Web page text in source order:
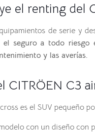
el renting del
de serie y
el seguro a todo
y las averías.
CITRÖEN C3
es el SUV pequeño
con un diseño